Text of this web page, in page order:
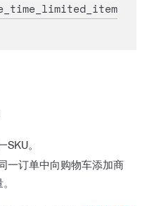
。
一订单中向购物车添加商